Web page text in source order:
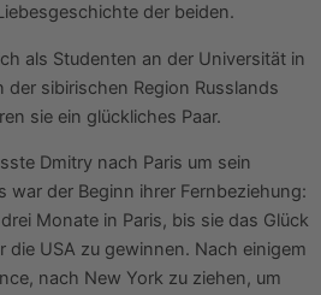
der beiden.
als Studenten an der Universität in
sibirischen Region Russlands
sie ein glückliches Paar.
Dmitry nach Paris um sein
war der Beginn ihrer Fernbeziehung:
Monate in Paris, bis sie das Glück
die USA zu gewinnen. Nach einigem
nach New York zu ziehen, um